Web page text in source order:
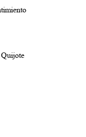
Quijote